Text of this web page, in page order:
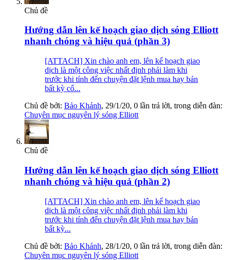
Chủ đề
Hướng dẫn lên kế hoạch giao dịch sóng Elliott
nhanh chóng và hiệu quả (phần 3)
[ATTACH] Xin chào anh em, lên kế hoạch giao
dịch là một công việc nhất định phải làm khi
trước khi tính đến chuyện đặt lệnh mua hay bán
bất kỳ cổ...
Chủ đề bởi: Bảo Khánh, 29/1/20, 0 lần trả lời, trong diễn đàn:
Chuyên mục nguyên lý sóng Elliott
Chủ đề
Hướng dẫn lên kế hoạch giao dịch sóng Elliott
nhanh chóng và hiệu quả (phần 2)
[ATTACH] Xin chào anh em, lên kế hoạch giao
dịch là một công việc nhất định phải làm khi
trước khi tính đến chuyện đặt lệnh mua hay bán
bất kỳ...
Chủ đề bởi: Bảo Khánh, 28/1/20, 0 lần trả lời, trong diễn đàn:
Chuyên mục nguyên lý sóng Elliott